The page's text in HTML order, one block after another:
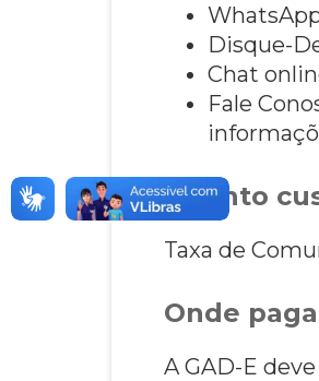
Disque-
Chat
Fale
Quanto
Taxa de
Onde
A GAD-E